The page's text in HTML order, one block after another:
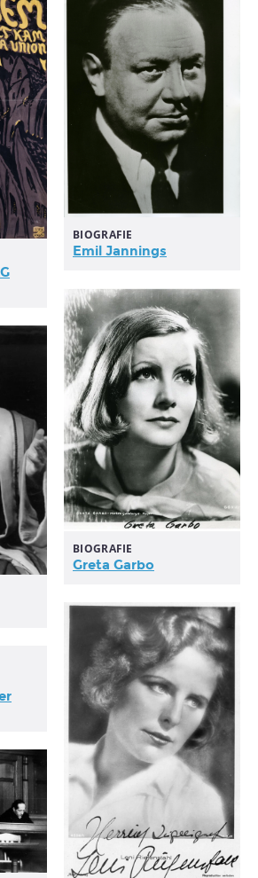
BIOGRAFIE
Emil Jannings
BIOGRAFIE
Greta Garbo